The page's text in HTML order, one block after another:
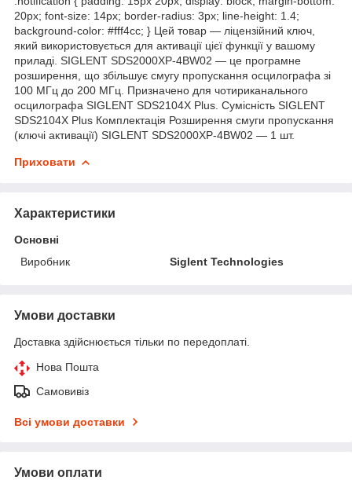
20px; font-size: 14px; border-radius: 3px; line-height: 1.4;
background-color: #fff4cc; } Цей товар — ліцензійний ключ,
який використовується для активації цієї функції у вашому
приладі. SIGLENT SDS2000XP-4BW02 — це програмне
розширення, що збільшує смугу пропускання осцилографа зі
100 МГц до 200 МГц. Призначено для чотириканального
осцилографа SIGLENT SDS2104X Plus. Сумісність SIGLENT
SDS2104X Plus Комплектація Розширення смуги пропускання
(ключі активації) SIGLENT SDS2000XP-4BW02 — 1 шт.
Приховати
Характеристики
Основні
Виробник
Siglent Technologies
Умови доставки
Доставка здійснюється тільки по передоплаті.
Нова Пошта
Самовивіз
Всі умови доставки
Умови оплати